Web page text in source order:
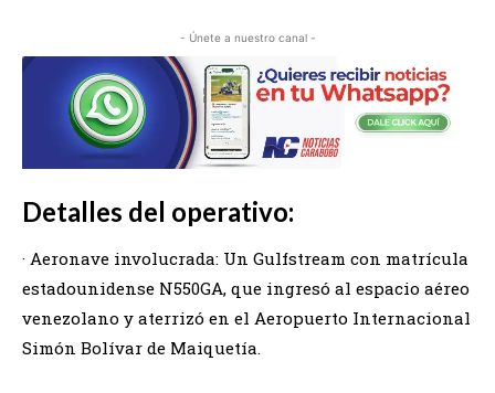
- Únete a nuestro canal -
Detalles del operativo:
· Aeronave involucrada: Un Gulfstream con matrícula
estadounidense N550GA, que ingresó al espacio aéreo
venezolano y aterrizó en el Aeropuerto Internacional
Simón Bolívar de Maiquetía.